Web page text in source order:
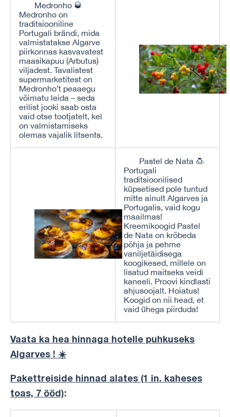
Medronho 🥃
Medronho on
traditsiooniline
Portugali brändi, mida
valmistatakse Algarve
piirkonnas kasvavatest
maasikapuu (Arbutus)
viljadest. Tavalistest
supermarketitest on
Medronho’t peaaegu
võimatu leida – seda
erilist jooki saab osta
vaid otse tootjatelt, kel
on valmistamiseks
olemas vajalik litsents.
Pastel de Nata 🍮
Portugali
traditsioonilised
küpsetised pole tuntud
mitte ainult Algarves ja
Portugalis, vaid kogu
maailmas!
Kreemikoogid Pastel
de Nata on krõbeda
põhja ja pehme
vaniljetäidisega
koogikesed, millele on
lisatud maitseks veidi
kaneeli. Proovi kindlasti
ahjusoojalt. Hoiatus!
Koogid on nii head, et
vaid ühega piirduda!
Vaata ka hea hinnaga hotelle puhkuseks
Algarves ! ☀️
Pakettreiside hinnad alates (1 in. kaheses
toas, 7 ööd):